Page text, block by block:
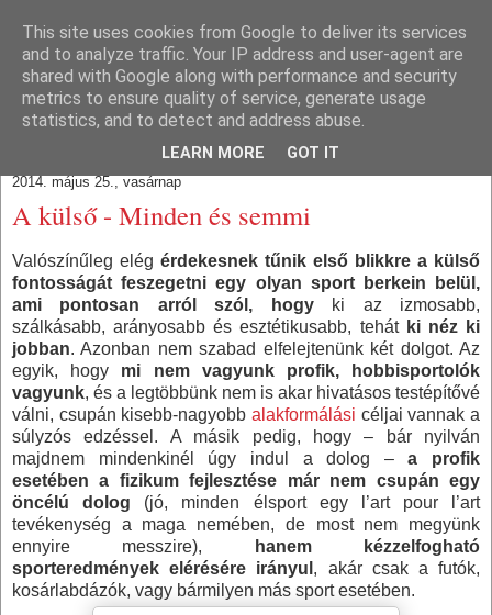
Train With Brain
Agyból és izomból.
2014. május 25., vasárnap
A külső - Minden és semmi
Valószínűleg elég érdekesnek tűnik első blikkre a külső
fontosságát feszegetni egy olyan sport berkein belül,
ami pontosan arról szól, hogy
ki az izmosabb,
szálkásabb, arányosabb és esztétikusabb, tehátki néz ki
jobban. Azonban nem szabad elfelejtenünk két dolgot. Az
egyik, hogy mi nem vagyunk profik, hobbisportolók
vagyunk, és a legtöbbünk nem is akar hivatásos testépítővé
válni, csupán kisebb-nagyobb alakformálási céljai vannak a
súlyzós edzéssel. A másik pedig, hogy – bár nyilván
majdnem mindenkinél úgy indul a dolog –a profik
esetében a fizikum fejlesztése már nem csupán egy
öncélú dolog (jó, minden élsport egy l’art pour l’art
tevékenység a maga nemében, de most nem megyünk
ennyire messzire),
hanem kézzelfogható
sporteredmények elérésére irányul , akár csak a futók,
kosárlabdázók, vagy bármilyen más sport esetében.
This site uses cookies from Google to deliver its services
and to analyze traffic. Your IP address and user-agent are
shared with Google along with performance and security
metrics to ensure quality of service, generate usage
statistics, and to detect and address abuse.
LEARN MORE GOT IT